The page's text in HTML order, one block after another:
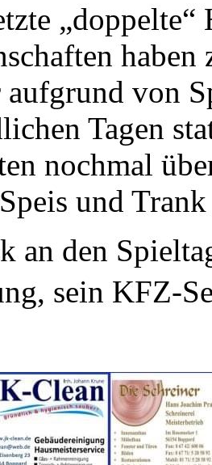
aufgrund von
Tagen
nochmal
und
an den
sein KFZ-